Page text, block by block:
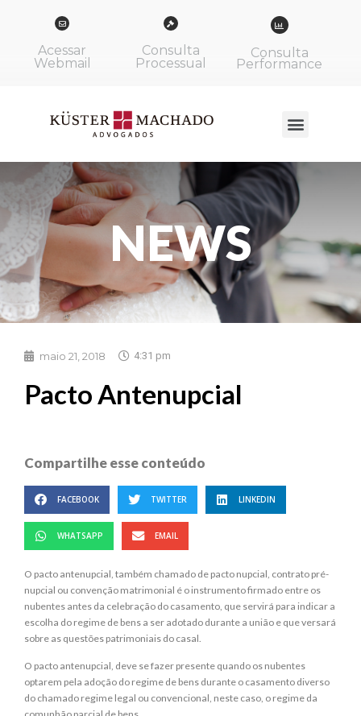
Acessar
Webmail
Consulta
Processual
Consulta
Performance
NEWS
maio 21, 2018 4:31 pm
Pacto Antenupcial
Compartilhe esse conteúdo
FACEBOOK TWITTER LINKEDIN
WHATSAPP EMAIL
O pacto antenupcial, também chamado de pacto nupcial, contrato pré-
nupcial ou convenção matrimonial é o instrumento firmado entre os
nubentes antes da celebração do casamento, que servirá para indicar a
escolha do regime de bens a ser adotado durante a união e que versará
sobre as questões patrimoniais do casal.
O pacto antenupcial, deve se fazer presente quando os nubentes
optarem pela adoção do regime de bens durante o casamento diverso
do chamado regime legal ou convencional, neste caso, o regime da